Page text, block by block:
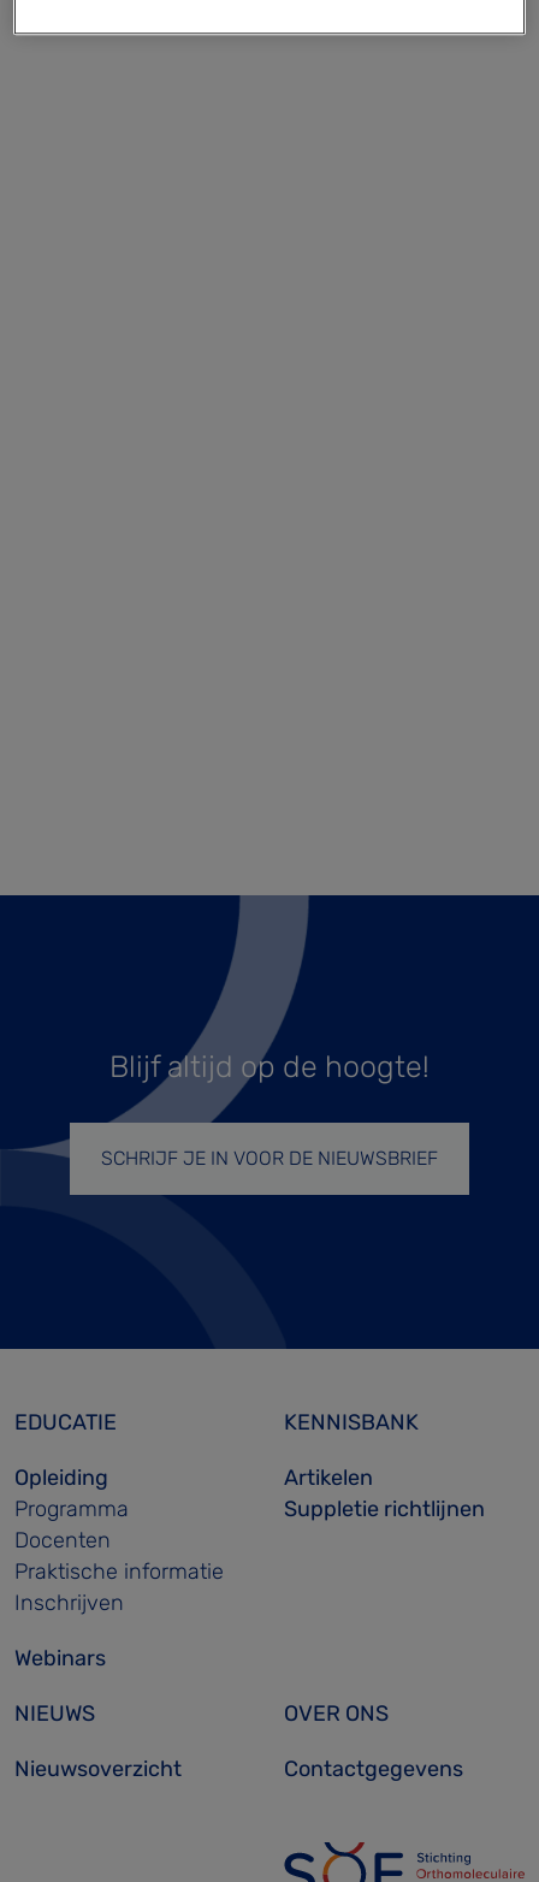
Blijf altijd op de hoogte!
SCHRIJF JE IN VOOR DE NIEUWSBRIEF
EDUCATIE
Opleiding
Programma
Docenten
Praktische informatie
Inschrijven
Webinars
KENNISBANK
Artikelen
Suppletie richtlijnen
NIEUWS
Nieuwsoverzicht
OVER ONS
Contactgegevens